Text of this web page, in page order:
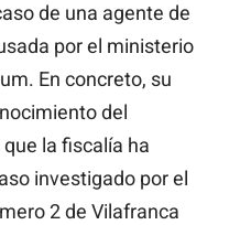
de una agente de
por el ministerio
En concreto, su
del
la fiscalía ha
investigado por el
2 de Vilafranca